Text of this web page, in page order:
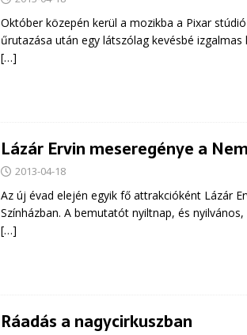
Október közepén kerül a mozikba a Pixar
űrutazása után egy látszólag kevésbé
[…]
Lázár Ervin meseregénye a
2013-04-18
Az új évad elején egyik fő attrakcióként Lázár
Színházban. A bemutatót nyiltnap, és
[…]
Ráadás a nagycirkuszban